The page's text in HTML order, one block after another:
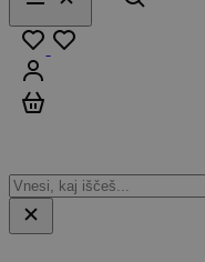
Meni
Zapri